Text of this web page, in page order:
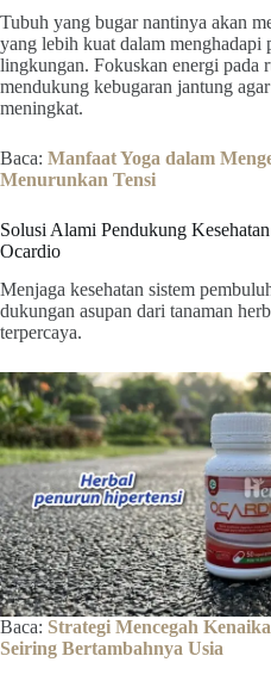
Tubuh yang bugar nantinya akan
yang lebih kuat dalam menghadapi
lingkungan. Fokuskan energi pada
mendukung kebugaran jantung
meningkat.
Baca: Manfaat Yoga dalam
Menurunkan Tensi
Solusi Alami Pendukung
Ocardio
Menjaga kesehatan sistem
dukungan asupan dari tanaman
terpercaya.
Baca: Strategi Mencegah
Seiring Bertambahnya Usia